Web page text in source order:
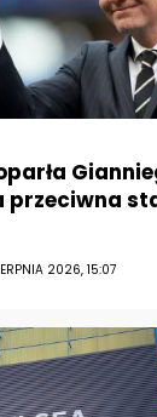
przeciwna
2026, 15:07